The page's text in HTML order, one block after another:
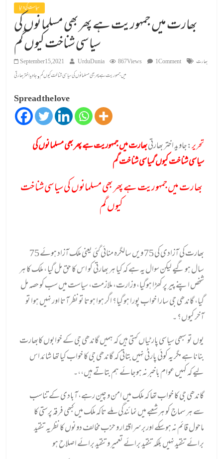
سیاست کی دنیا
بھارت میں جمہوریت ہے پھر بھی مسلمانوں کی
سیاسی شناخت کیوں گم
September 15, 2021 UrduDunia 867 Views 1 Comment
بھارت
میں جمہوریت ہے پھر بھی مسلمانوں کی سیاسی شناخت کیوں گم,جاوید اختر بھارتی
Spread the love
تحریر:جاوید اختر بھارتیبھارت میں جمہوریت ہے پھر بھی مسلمانوں کی
سیاسی شناخت کیوں گمیاسی شناخت گم
بھارت میں جمہوریت ہے پھر بھی مسلمانوں کی سیاسی شناخت
کیوں گم
بھارت کی آزادی کی 75 ویں سالگرہ منائی گئی یعنی ملک آزاد ہوئے 75
سال ہو گیے لیکن سوال یہ ہے کہ کیا ہر بھارتی کو اس کا حق مل گیا ، ملک کا ہر
شخص اپنے پیر پر کھڑا ہوگیا، وزارت، ملازمت، سیاست میں سب کو حصہ مل
گیا، گاندھی جی سارا خواب پورا ہو گیا؟ اگر ہوا ہوتا تو نظر آتا اور نہیں ہوا تو
آخر کیوں؟ ۔
یوں تو سبھی سیاسی پارٹیاں کہتی ہیں کہ ہمیں گاندھی جی کے خوابوں کابھارت
بنانا ہے مگر یہ کوئی پارٹی نہیں بتاتی کہ گاندھی جی کا خواب کیا تھا شائد اس
لیے کہ کہیں عوام باخبر نہ ہوجائے ہم بتاتے ہیں،،۔
گاندھی جی کا خواب تھا کہ ملک میں امن و چین رہے، آبادی کے تناسب
سے ہر سماج کو ہر شعبے میں نمائندگی ملے تاکہ ملک میں کبھی فرقہ پرستی کا
ماحول قائم نہ ہوسکے اوربرسراقتدار و حزب مخالف دونوں کا نظریہ تنقید
برائے تنقید نہیں بلکہ تنقید برائے تعمیر و تنقید برائے اصلاح ہو